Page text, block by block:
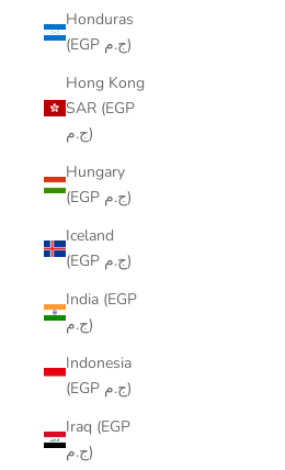
Honduras
(EGP ج.م)
Hong Kong
SAR (EGP
ج.م)
Hungary
(EGP ج.م)
Iceland
(EGP ج.م)
India (EGP
ج.م)
Indonesia
(EGP ج.م)
Iraq (EGP
ج.م)